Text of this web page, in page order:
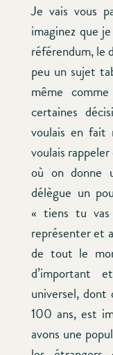
Je vais vous
imaginez que
référendum, le
peu un sujet
même
certaines
voulais en
voulais
où on donne
délègue un
« tiens tu vas
représenter et
de tout le
d’important
universel, dont
100 ans, est
avons une